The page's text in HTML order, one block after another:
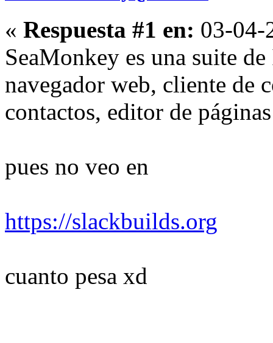
« Respuesta #1 en: 03-04-
SeaMonkey es una suite
navegador web, cliente de
contactos, editor de
pues no veo en
https://slackbuilds.org
cuanto pesa xd